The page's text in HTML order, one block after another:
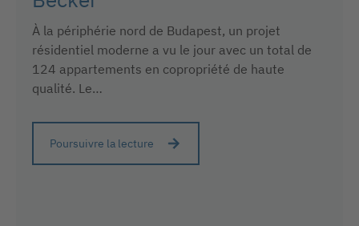
À la périphérie nord de Budapest, un projet
résidentiel moderne a vu le jour avec un total de
124 appartements en copropriété de haute
qualité. Le…
Poursuivre la lecture